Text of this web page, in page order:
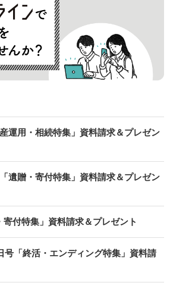
運用・相続特集」資料請求＆プレゼン
遺贈・寄付特集」資料請求＆プレゼン
付特集」資料請求＆プレゼント
号「終活・エンディング特集」資料請